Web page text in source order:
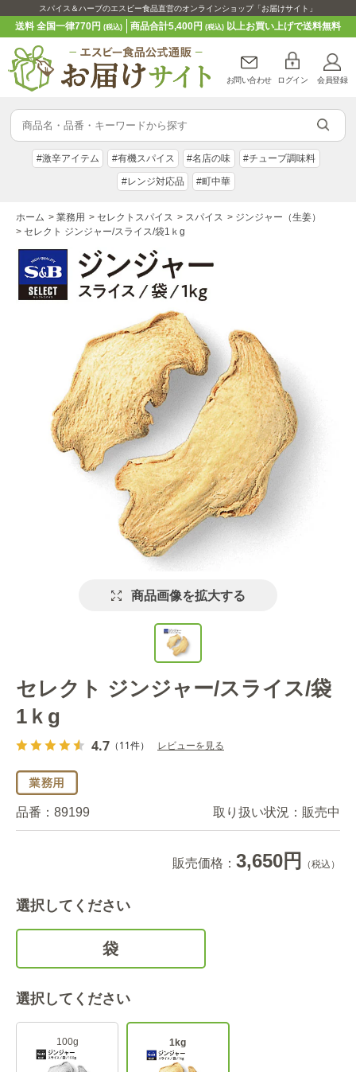
スパイス＆ハーブのエスビー食品直営のオンラインショップ「お届けサイト」
送料 全国一律770円(税込) 商品合計5,400円 (税込)以上お買い上げで送料無料
お問い合わせ ログイン 会員登録
#激辛アイテム #有機スパイス #名店の味 #チューブ調味料
#レンジ対応品 #町中華
ホーム > 業務用 > セレクトスパイス > スパイス > ジンジャー（生姜）
> セレクト ジンジャー/スライス/袋1ｋg
商品画像を拡大する
セレクト ジンジャー/スライス/袋
1ｋg
4.7 （11件） レビューを見る
品番： 89199 取り扱い状況： 販売中
販売価格： 3,650円 （税込）
選択してください
袋
選択してください
100g 1kg